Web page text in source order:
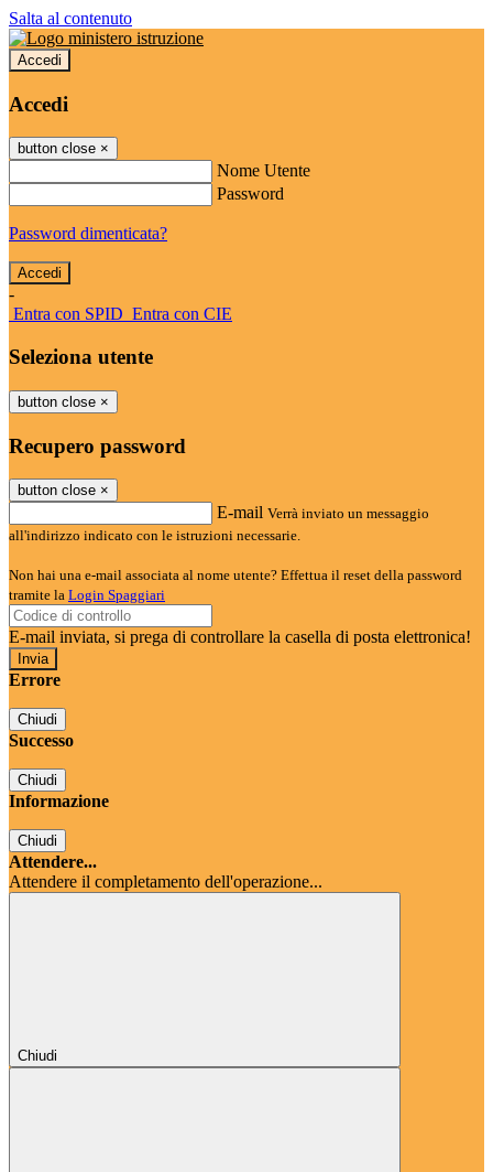
Salta al contenuto
Accedi
Accedi
button close ×
Nome Utente
Password
Password dimenticata?
-
Entra con SPID Entra con CIE
Seleziona utente
button close ×
Recupero password
button close ×
E-mail Verrà inviato un messaggio
all'indirizzo indicato con le istruzioni necessarie.
Non hai una e-mail associata al nome utente? Effettua il reset della password
tramite la Login Spaggiari
E-mail inviata, si prega di controllare la casella di posta elettronica!
Errore
Chiudi
Successo
Chiudi
Informazione
Chiudi
Attendere...
Attendere il completamento dell'operazione...
Chiudi